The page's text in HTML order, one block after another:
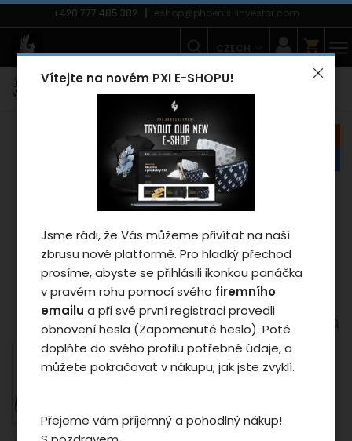
Vítejte na novém PXI E-SHOPU!
Jsme rádi, že Vás můžeme přivítat na naší
zbrusu nové platformě. Pro hladký přechod
prosíme, abyste se přihlásili ikonkou panáčka
v pravém rohu pomocí svého firemního
emailu a při své první registraci provedli
obnovení hesla (Zapomenuté heslo). Poté
doplňte do svého profilu potřebné údaje, a
můžete pokračovat v nákupu, jak jste zvyklí.
Přejeme vám příjemný a pohodlný nákup!
+420 777 485 382 eshop@phoenix-investor.com
CZECH
Úvodní strana E-shop
Reklamní předměty
Vak na záda PXI black
Záleží nám na vašem
soukromí
Cookies používáme proto, abychom
zajistili funkčnosti webu a pokud nám
dáte souhlas, tak mimo jiné i proto
abychom vylepšili obsah stránek podle
vašich preferencí. Tlačítkem „Souhlasit
a zavřít“ udělíte souhlas s využíváním
cookies a budeme tak moci předat
údaje o používání našeho webu za
účelem zobrazení cílené reklamy v
reklamních a sociálních sítích případně
taky na dalších webech.
Podrobné nastavení